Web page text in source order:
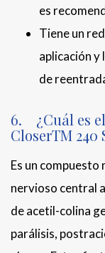
es
Tiene un
aplicación y
de
6. ¿Cuál es
CloserTM 240
Es un
nervioso central
de acetil-colina
parálisis,